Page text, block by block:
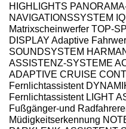
HIGHLIGHTS
NAVIGATIONSSYSTEM
Matrixscheinwerfer TOP-
DISPLAY Adaptive
SOUNDSYSTEM
ASSISTENZ-SYSTEME
ADAPTIVE CRUISE
Fernlichtassistent
Fernlichtassistent LIGHT
Fußgänger-und
Müdigkeitserkennung